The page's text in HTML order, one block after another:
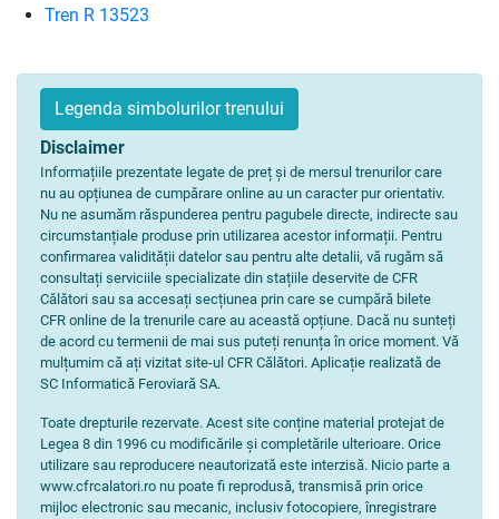
Tren R 13523
Legenda simbolurilor trenului
Disclaimer
Informațiile prezentate legate de preț și de mersul trenurilor care
nu au opțiunea de cumpărare online au un caracter pur orientativ.
Nu ne asumăm răspunderea pentru pagubele directe, indirecte sau
circumstanțiale produse prin utilizarea acestor informații. Pentru
confirmarea validității datelor sau pentru alte detalii, vă rugăm să
consultați serviciile specializate din stațiile deservite de CFR
Călători sau sa accesați secțiunea prin care se cumpără bilete
CFR online de la trenurile care au această opțiune. Dacă nu sunteți
de acord cu termenii de mai sus puteți renunța în orice moment. Vă
mulțumim că ați vizitat site-ul CFR Călători. Aplicație realizată de
SC Informatică Feroviară SA.
Toate drepturile rezervate. Acest site conține material protejat de
Legea 8 din 1996 cu modificările și completările ulterioare. Orice
utilizare sau reproducere neautorizată este interzisă. Nicio parte a
www.cfrcalatori.ro nu poate fi reprodusă, transmisă prin orice
mijloc electronic sau mecanic, inclusiv fotocopiere, înregistrare